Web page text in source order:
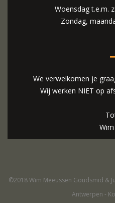
Woensdag t.e.m.
Zondag,
We verwelkomen je
Wij werken NIET op
©2018 Wim Meeussen Goudsmid &
Antwerpen -